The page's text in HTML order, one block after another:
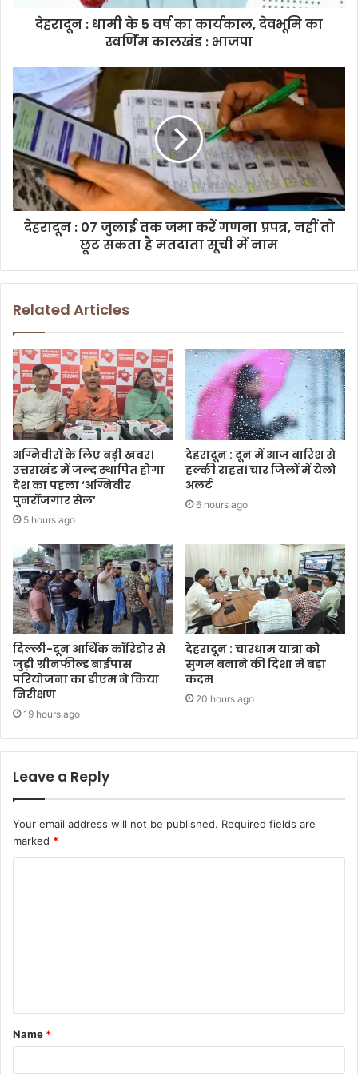
देहरादून : धामी के 5 वर्ष का कार्यकाल, देवभूमि का
स्वर्णिम कालखंड : भाजपा
देहरादून : 07 जुलाई तक जमा करें गणना प्रपत्र, नहीं तो
छूट सकता है मतदाता सूची में नाम
Related Articles
अग्निवीरों के लिए बड़ी खबर।
उत्तराखंड में जल्द स्थापित होगा
देश का पहला ‘अग्निवीर
पुनर्रोजगार सेल’
5 hours ago
देहरादून : दून में आज बारिश से
हल्की राहत। चार जिलों में येलो
अलर्ट
6 hours ago
दिल्ली-दून आर्थिक कॉरिडोर से
जुड़ी ग्रीनफील्ड बाईपास
परियोजना का डीएम ने किया
निरीक्षण
19 hours ago
देहरादून : चारधाम यात्रा को
सुगम बनाने की दिशा में बड़ा
कदम
20 hours ago
Leave a Reply
Your email address will not be published. Required fields are
marked *
t
*
Name *